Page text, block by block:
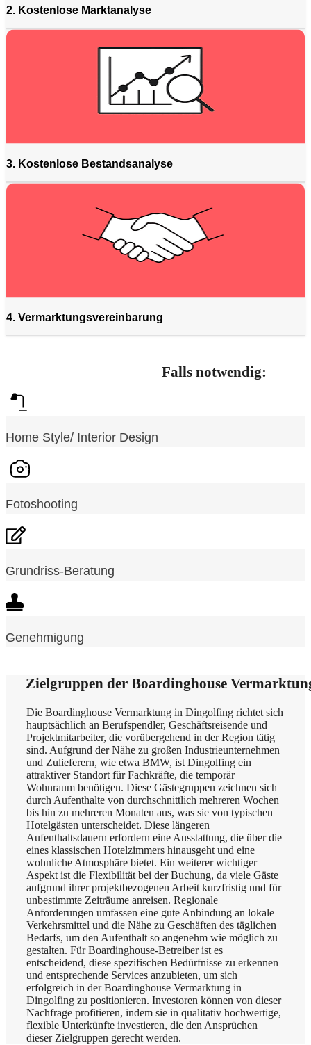
2. Kostenlose Marktanalyse
3. Kostenlose Bestandsanalyse
4. Vermarktungsvereinbarung
Falls notwendig:
Home Style/ Interior Design
Fotoshooting
Grundriss-Beratung
Genehmigung
Zielgruppen der Boardinghouse
Die Boardinghouse Vermarktung in Dingolfing richtet sich
hauptsächlich an Berufspendler, Geschäftsreisende und
Projektmitarbeiter, die vorübergehend in der Region tätig
sind. Aufgrund der Nähe zu großen Industrieunternehmen
und Zulieferern, wie etwa BMW, ist Dingolfing ein
attraktiver Standort für Fachkräfte, die temporär
Wohnraum benötigen. Diese Gästegruppen zeichnen sich
durch Aufenthalte von durchschnittlich mehreren Wochen
bis hin zu mehreren Monaten aus, was sie von typischen
Hotelgästen unterscheidet. Diese längeren
Aufenthaltsdauern erfordern eine Ausstattung, die über die
eines klassischen Hotelzimmers hinausgeht und eine
wohnliche Atmosphäre bietet. Ein weiterer wichtiger
Aspekt ist die Flexibilität bei der Buchung, da viele Gäste
aufgrund ihrer projektbezogenen Arbeit kurzfristig und für
unbestimmte Zeiträume anreisen. Regionale
Anforderungen umfassen eine gute Anbindung an lokale
Verkehrsmittel und die Nähe zu Geschäften des täglichen
Bedarfs, um den Aufenthalt so angenehm wie möglich zu
gestalten. Für Boardinghouse-Betreiber ist es
entscheidend, diese spezifischen Bedürfnisse zu erkennen
und entsprechende Services anzubieten, um sich
erfolgreich in der Boardinghouse Vermarktung in
Dingolfing zu positionieren. Investoren können von dieser
Nachfrage profitieren, indem sie in qualitativ hochwertige,
flexible Unterkünfte investieren, die den Ansprüchen
dieser Zielgruppen gerecht werden.